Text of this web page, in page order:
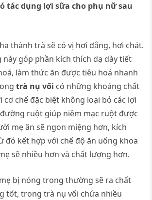
tác dụng lợi sữa cho phụ nữ sau
thành trà sẽ có vị hơi đắng, hơi chát.
này góp phần kích thích dạ dày tiết
làm thức ăn được tiêu hoá nhanh
trà nụ vối có những khoáng chất
cơ chế đặc biệt không loại bỏ các lợi
ruột giúp niêm mạc ruột được
mẹ ăn sẽ ngon miệng hơn, kích
đó kết hợp với chế độ ăn uống khoa
sẽ nhiều hơn và chất lượng hơn.
bị nóng trong thường sẽ ra chất
tốt, trong trà nụ vối chứa nhiều